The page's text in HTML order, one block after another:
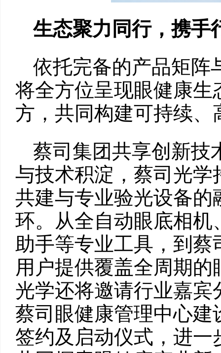
生态聚力同行，携手
依托完备的产品矩阵
将全方位呈现眼健康
方，共同构建可持续
蔡司集团共享创新技
与技术积淀，蔡司光
共建与专业验光设备
环。从全自动眼底相机
助手等专业工具，到
用户提供覆盖全周期
光学还将邀请行业嘉
蔡司眼健康管理中心
签约及启动仪式，进